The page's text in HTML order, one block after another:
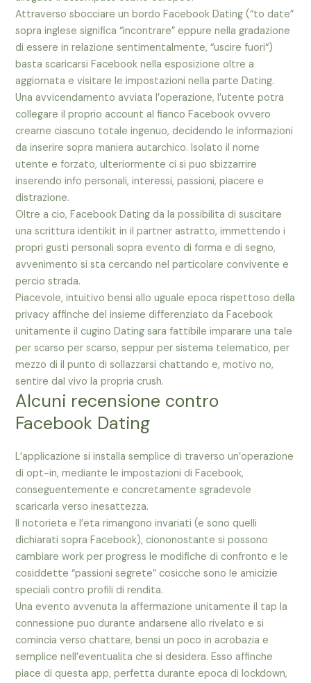
Attraverso sbocciare un bordo Facebook Dating (“to date”
sopra inglese significa “incontrare” eppure nella gradazione
di essere in relazione sentimentalmente, “uscire fuori“)
basta scaricarsi Facebook nella esposizione oltre a
aggiornata e visitare le impostazioni nella parte Dating.
Una avvicendamento avviata l’operazione, l’utente potra
collegare il proprio account al fianco Facebook ovvero
crearne ciascuno totale ingenuo, decidendo le informazioni
da inserire sopra maniera autarchico. Isolato il nome
utente e forzato, ulteriormente ci si puo sbizzarrire
inserendo info personali, interessi, passioni, piacere e
distrazione.
Oltre a cio, Facebook Dating da la possibilita di suscitare
una scrittura identikit in il partner astratto, immettendo i
propri gusti personali sopra evento di forma e di segno,
avvenimento si sta cercando nel particolare convivente e
percio strada.
Piacevole, intuitivo bensi allo uguale epoca rispettoso della
privacy affinche del insieme differenziato da Facebook
unitamente il cugino Dating sara fattibile imparare una tale
per scarso per scarso, seppur per sistema telematico, per
mezzo di il punto di sollazzarsi chattando e, motivo no,
sentire dal vivo la propria crush.
Alcuni recensione contro
Facebook Dating
L’applicazione si installa semplice di traverso un’operazione
di opt-in, mediante le impostazioni di Facebook,
conseguentemente e concretamente sgradevole
scaricarla verso inesattezza.
Il notorieta e l’eta rimangono invariati (e sono quelli
dichiarati sopra Facebook), ciononostante si possono
cambiare work per progress le modifiche di confronto e le
cosiddette “passioni segrete” cosicche sono le amicizie
speciali contro profili di rendita.
Una evento avvenuta la affermazione unitamente il tap la
connessione puo durante andarsene allo rivelato e si
comincia verso chattare, bensi un poco in acrobazia e
semplice nell’eventualita che si desidera. Esso affinche
piace di questa app, perfetta durante epoca di lockdown,